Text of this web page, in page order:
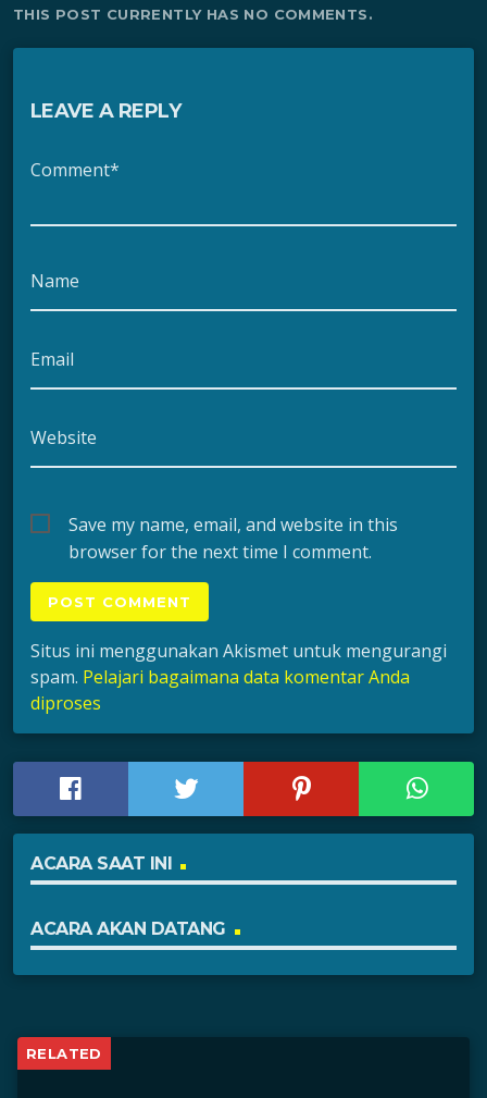
THIS POST CURRENTLY HAS NO COMMENTS.
LEAVE A REPLY
Comment*
Name
Email
Website
Save my name, email, and website in this
browser for the next time I comment.
Situs ini menggunakan Akismet untuk mengurangi
spam. Pelajari bagaimana data komentar Anda
diproses
ACARA SAAT INI
ACARA AKAN DATANG
RELATED